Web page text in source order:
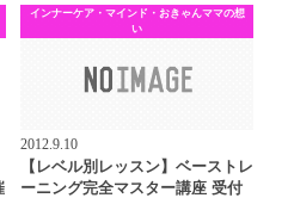
インナーケア・マインド・おきゃんママの想
い
2012.9.10
【レベル別レッスン】ベーストレ
ーニング完全マスター講座 受付